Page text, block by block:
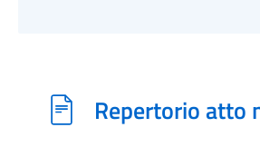
Repertorio atto